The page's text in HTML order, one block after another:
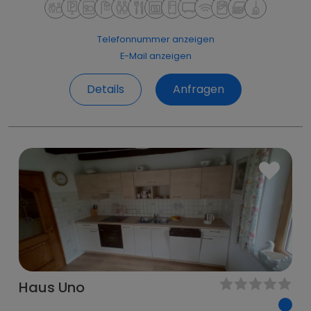
Telefonnummer anzeigen
E-Mail anzeigen
Details Anfragen
Haus Uno